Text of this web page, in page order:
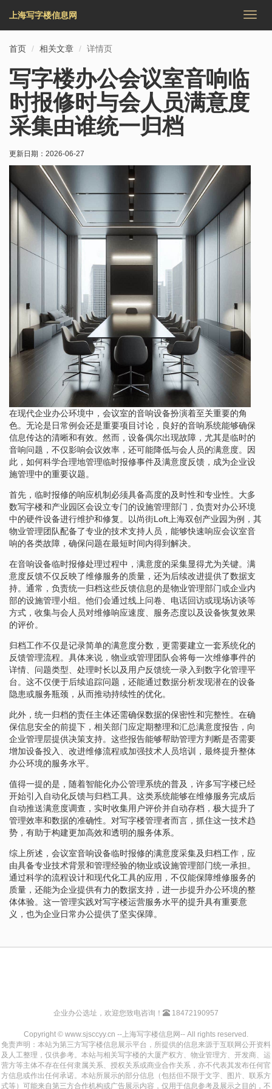
切
上海写字楼信息网
首页 相关文章 详情页
写字楼办公会议室音响临
时报修时与会人员满意度
采集由谁统一归档
更新日期： 2026-06-27
在现代企业办公环境中，会议室的音响设备扮演着至关重要的角
色。无论是日常例会还是重要项目讨论，良好的音响系统能够确保
信息传达的清晰和有效。然而，设备偶尔出现故障，尤其是临时的
音响问题，不仅影响会议效率，还可能降低与会人员的满意度。因
此，如何科学合理地管理临时报修事件及满意度反馈，成为企业设
施管理中的重要议题。
首先，临时报修的响应机制必须具备高度的及时性和专业性。大多
数写字楼和产业园区会设立专门的设施管理部门，负责对办公环境
中的硬件设备进行维护和修复。以尚街Loft上海双创产业园为例，其
物业管理团队配备了专业的技术支持人员，能够快速响应会议室音
响的各类故障，确保问题在最短时间内得到解决。
在音响设备临时报修处理过程中，满意度的采集显得尤为关键。满
意度反馈不仅反映了维修服务的质量，还为后续改进提供了数据支
持。通常，负责统一归档这些反馈信息的是物业管理部门或企业内
部的设施管理小组。他们会通过线上问卷、电话回访或现场访谈等
方式，收集与会人员对维修响应速度、服务态度以及设备恢复效果
的评价。
归档工作不仅是记录简单的满意度分数，更需要建立一套系统化的
反馈管理流程。具体来说，物业或管理团队会将每一次维修事件的
详情、问题类型、处理时长以及用户反馈统一录入到数字化管理平
台。这不仅便于后续追踪问题，还能通过数据分析发现潜在的设备
隐患或服务瓶颈，从而推动持续性的优化。
此外，统一归档的责任主体还需确保数据的保密性和完整性。在确
保信息安全的前提下，相关部门应定期整理和汇总满意度报告，向
企业管理层提供决策支持。这些报告能够帮助管理方判断是否需要
增加设备投入、改进维修流程或加强技术人员培训，最终提升整体
办公环境的服务水平。
值得一提的是，随着智能化办公管理系统的普及，许多写字楼已经
开始引入自动化反馈与归档工具。这类系统能够在维修服务完成后
自动推送满意度调查，实时收集用户评价并自动存档，极大提升了
管理效率和数据的准确性。对写字楼管理者而言，抓住这一技术趋
势，有助于构建更加高效和透明的服务体系。
综上所述，会议室音响设备临时报修的满意度采集及归档工作，应
由具备专业技术背景和管理经验的物业或设施管理部门统一承担。
通过科学的流程设计和现代化工具的应用，不仅能保障维修服务的
质量，还能为企业提供有力的数据支持，进一步提升办公环境的整
体体验。这一管理实践对写字楼运营服务水平的提升具有重要意
义，也为企业日常办公提供了坚实保障。
企业办公选址，欢迎您致电咨询！ 18472190957
Copyright © www.sjsccyy.cn --上海写字楼信息网-- All rights reserved.
免责声明：本站为第三方写字楼信息展示平台，所提供的信息来源于互联网公开资料
及人工整理，仅供参考。本站与相关写字楼的大厦产权方、物业管理方、开发商、运
营方等主体不存在任何隶属关系、授权关系或商业合作关系，亦不代表其发布任何官
方信息或作出任何承诺。本站所展示的部分信息（包括但不限于文字、图片、联系方
式等）可能来自第三方合作机构或广告展示内容，仅用于信息参考及展示之目的，不